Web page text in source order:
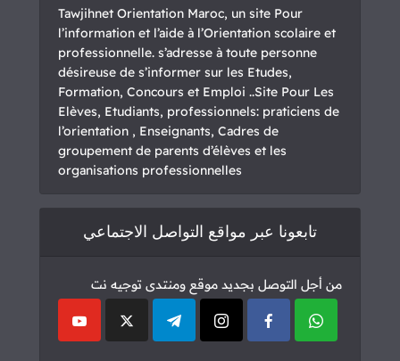
Tawjihnet Orientation Maroc, un site Pour
l’information et l’aide à l’Orientation scolaire et
professionnelle. s’adresse à toute personne
désireuse de s’informer sur les Etudes,
Formation, Concours et Emploi ..Site Pour Les
Elèves, Etudiants, professionnels: praticiens de
l’orientation , Enseignants, Cadres de
groupement de parents d’élèves et les
organisations professionnelles
تابعونا عبر مواقع التواصل الاجتماعي
من أجل التوصل بجديد موقع ومنتدى توجيه نت